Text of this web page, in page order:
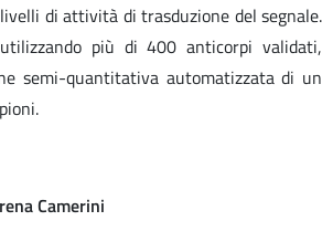
di attività di trasduzione del segnale.
utilizzando più di 400 anticorpi validati,
semi-quantitativa automatizzata di un
Camerini